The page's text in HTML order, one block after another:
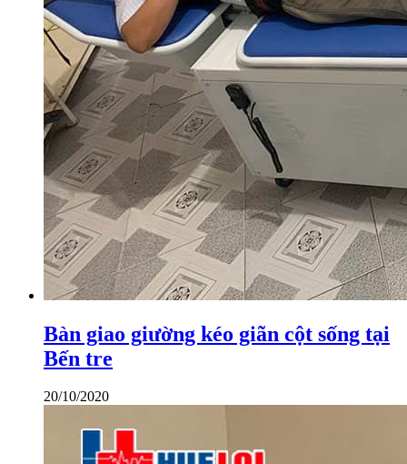
Bàn giao giường kéo giãn cột sống tại
Bến tre
20/10/2020